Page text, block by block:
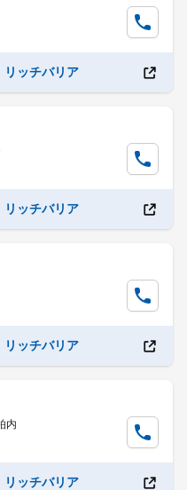
ッチバリア
ッチバリア
ッチバリア
内
ッチバリア